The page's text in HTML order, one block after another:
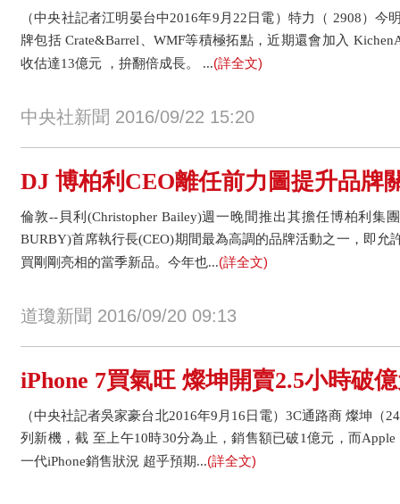
（中央社記者江明晏台中2016年9月22日電）特力（ 2908）今
牌包括 Crate&Barrel、WMF等積極拓點，近期還會加入
收估達13億元 ，拚翻倍成長。 ...(詳全文)
中央社新聞 2016/09/22 15:20
DJ 博柏利CEO離任前力圖提升品牌
倫敦--貝利(Christopher Bailey)週一晚間推出其擔任博柏利集
BURBY)首席執行長(CEO)期間最為高調的品牌活動之一，即允
買剛剛亮相的當季新品。今年也...(詳全文)
道瓊新聞 2016/09/20 09:13
iPhone 7買氣旺 燦坤開賣2.5小時破
（中央社記者吳家豪台北2016年9月16日電）3C通路商 燦坤（
列新機，截 至上午10時30分為止，銷售額已破1億元，而Apple
一代iPhone銷售狀況 超乎預期...(詳全文)